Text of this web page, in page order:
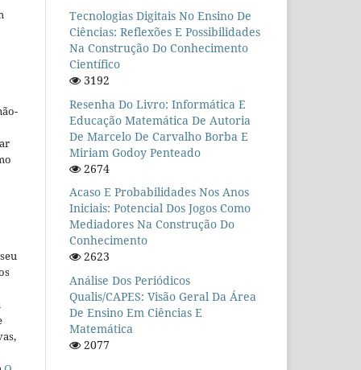
Tecnologias Digitais No Ensino De
Ciências: Reflexões E Possibilidades
Na Construção Do Conhecimento
Científico
3192
Resenha Do Livro: Informática E
Educação Matemática De Autoria
De Marcelo De Carvalho Borba E
Miriam Godoy Penteado
2674
Acaso E Probabilidades Nos Anos
Iniciais: Potencial Dos Jogos Como
Mediadores Na Construção Do
Conhecimento
2623
Análise Dos Periódicos
Qualis/CAPES: Visão Geral Da Área
De Ensino Em Ciências E
Matemática
2077